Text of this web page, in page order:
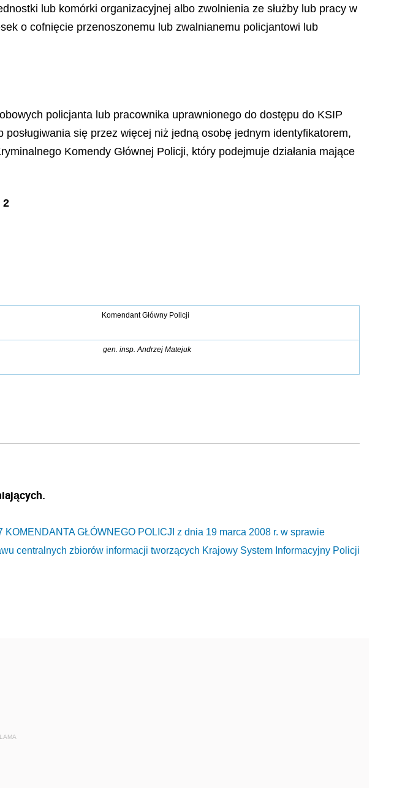
lub komórki organizacyjnej albo zwolnienia ze służby lub pracy w
o cofnięcie przenoszonemu lub zwalnianemu policjantowi lub
policjanta lub pracownika uprawnionego do dostępu do KSIP
się przez więcej niż jedną osobę jednym identyfikatorem,
Komendy Głównej Policji, który podejmuje działania mające
2
Komendant Główny Policji
gen. insp. Andrzej Matejuk
KOMENDANTA GŁÓWNEGO POLICJI z dnia 19 marca 2008 r. w sprawie
centralnych zbiorów informacji tworzących Krajowy System Informacyjny Policji